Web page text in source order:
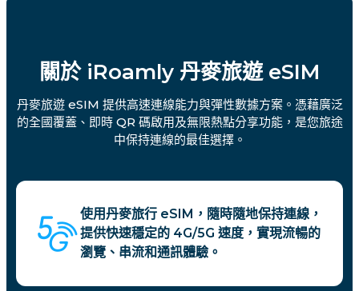
關於 iRoamly 丹麥旅遊 eSIM
丹麥旅遊 eSIM 提供高速連線能力與彈性數據方案。憑藉廣泛
的全國覆蓋、即時 QR 碼啟用及無限熱點分享功能，是您旅途
中保持連線的最佳選擇。
使用丹麥旅行 eSIM，隨時隨地保持連線，
提供快速穩定的 4G/5G 速度，實現流暢的
瀏覽、串流和通訊體驗。